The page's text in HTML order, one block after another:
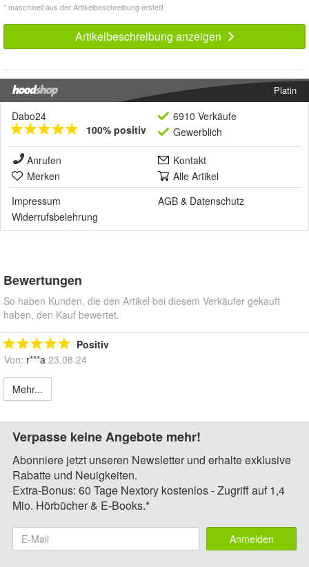
* maschinell aus der Artikelbeschreibung erstellt
Artikelbeschreibung anzeigen
Platin
Dabo24
100% positiv
6910 Verkäufe
Gewerblich
Anrufen
Kontakt
Merken
Alle Artikel
Impressum
AGB & Datenschutz
Widerrufsbelehrung
Bewertungen
So haben Kunden, die den Artikel bei diesem Verkäufer gekauft
haben, den Kauf bewertet.
Positiv
Von: r***a 23.08.24
Mehr...
Verpasse keine Angebote mehr!
Abonniere jetzt unseren Newsletter und erhalte exklusive
Rabatte und Neuigkeiten.
Extra-Bonus: 60 Tage Nextory kostenlos - Zugriff auf 1,4
Mio. Hörbücher & E-Books.*
Anmelden